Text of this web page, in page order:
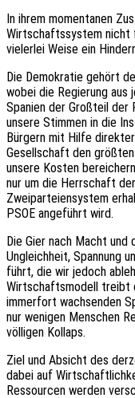
In ihrem momen­ta­nen
Wirt­schafts­sys­tem nicht
vieler­lei Weise ein
Die Demo­kra­tie gehört
wobei die Regie­rung aus
Spani­en der Groß­teil
unsere Stim­men in die
Bürgern mit Hilfe
Gesell­schaft den
unsere Kosten
nur um die Herr­schaft
Zwei­par­tei­en­sys­tem
PSOE ange­führt wird.
Die Gier nach Macht und
Ungleich­heit, Span­nung
führt, die wir jedoch
Wirt­schafts­mo­dell treibt
immer­fort wach­sen­den
nur weni­gen Menschen
völli­gen Kollaps.
Ziel und Absicht des
dabei auf
Ressour­cen werden